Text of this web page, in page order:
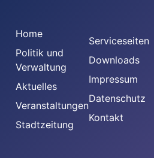
Home
Politik und
Verwaltung
Aktuelles
Veranstaltungen
Stadtzeitung
Serviceseiten
Downloads
Impressum
Datenschutz
Kontakt